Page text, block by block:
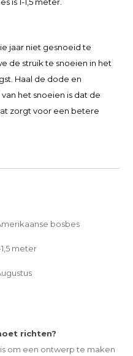
jaar niet gesnoeid te
de struik te snoeien in het
Haal de dode en
het snoeien is dat de
zorgt voor een betere
bosbes
1,5 meter
richten?
om een ontwerp te maken